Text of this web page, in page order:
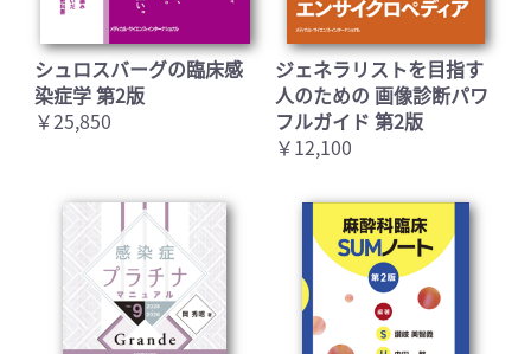
シュロスバーグの臨床感
染症学 第2版
￥25,850
ジェネラリストを目指す
人のための 画像診断パワ
フルガイド 第2版
￥12,100